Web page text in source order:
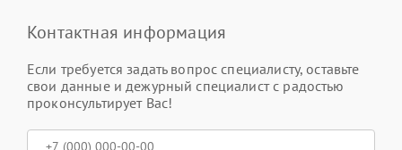
Контактная информация
Если требуется задать вопрос специалисту, оставьте
свои данные и дежурный специалист с радостью
проконсультирует Вас!